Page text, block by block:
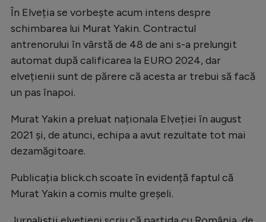
Tenis
Handbal
Natație
Formula 1
Gimnastică
Rugby
În Elveția se vorbește acum intens despre
schimbarea lui Murat Yakin. Contractul
antrenorului în vârstă de 48 de ani s-a prelungit
automat după calificarea la EURO 2024, dar
elvețienii sunt de părere că acesta ar trebui să facă
un pas înapoi.
Murat Yakin a preluat naționala Elveției în august
2021 și, de atunci, echipa a avut rezultate tot mai
dezamăgitoare.
Publicația blick.ch scoate în evidență faptul că
Murat Yakin a comis multe greșeli.